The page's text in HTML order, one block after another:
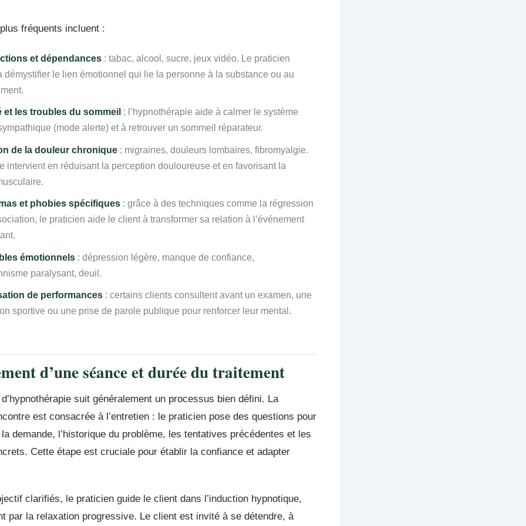
fréquents incluent :
et dépendances : tabac, alcool, sucre, jeux vidéo. Le praticien
démystifier le lien émotionnel qui lie la personne à la substance ou au
et les troubles du sommeil : l’hypnothérapie aide à calmer le système
(mode alerte) et à retrouver un sommeil réparateur.
de la douleur chronique : migraines, douleurs lombaires, fibromyalgie.
intervient en réduisant la perception douloureuse et en favorisant la
et phobies spécifiques : grâce à des techniques comme la régression
le praticien aide le client à transformer sa relation à l’événement
émotionnels : dépression légère, manque de confiance,
paralysant, deuil.
de performances : certains clients consultent avant un examen, une
sportive ou une prise de parole publique pour renforcer leur mental.
d’une séance et durée du traitement
suit généralement un processus bien défini. La
est consacrée à l’entretien : le praticien pose des questions pour
demande, l’historique du problème, les tentatives précédentes et les
Cette étape est cruciale pour établir la confiance et adapter
clarifiés, le praticien guide le client dans l’induction hypnotique,
par la relaxation progressive. Le client est invité à se détendre, à